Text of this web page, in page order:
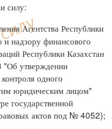
силу:
Агентства Республики
и надзору финансового
Республики Казахстан
утверждении
одного
юридическим лицом"
государственной
актов под № 4052);